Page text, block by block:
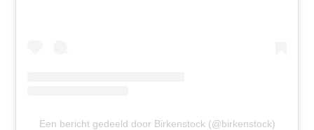
Een bericht gedeeld door Birkenstock (@birkenstock)